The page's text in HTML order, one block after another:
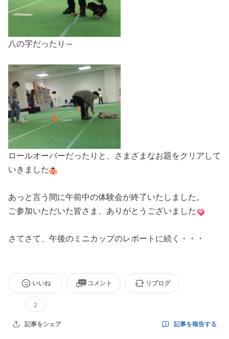
八の字だったり～
ロールオーバーだったりと、さまざまなお題をクリアして
いきました
あっと言う間に午前中の体験会が終了いたしました。
ご参加いただいた皆さま、ありがとうございました
さてさて、午後のミニカップのレポートに続く・・・
いいね
2
コメント リブログ
記事をシェア 記事を報告する